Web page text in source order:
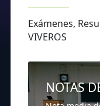
Exámenes,
VIVEROS
NOTAS